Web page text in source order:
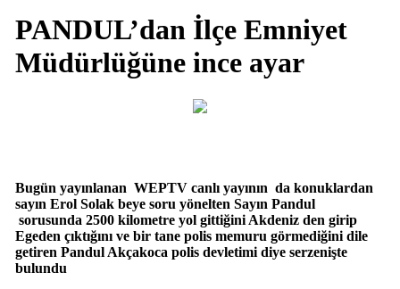
PANDUL’dan İlçe Emniyet
Müdürlüğüne ince ayar
Bugün yayınlanan WEPTV canlı yayının da konuklardan
sayın Erol Solak beye soru yönelten Sayın Pandul
sorusunda 2500 kilometre yol gittiğini Akdeniz den girip
Egeden çıktığını ve bir tane polis memuru görmediğini dile
getiren Pandul Akçakoca polis devletimi diye serzenişte
bulundu